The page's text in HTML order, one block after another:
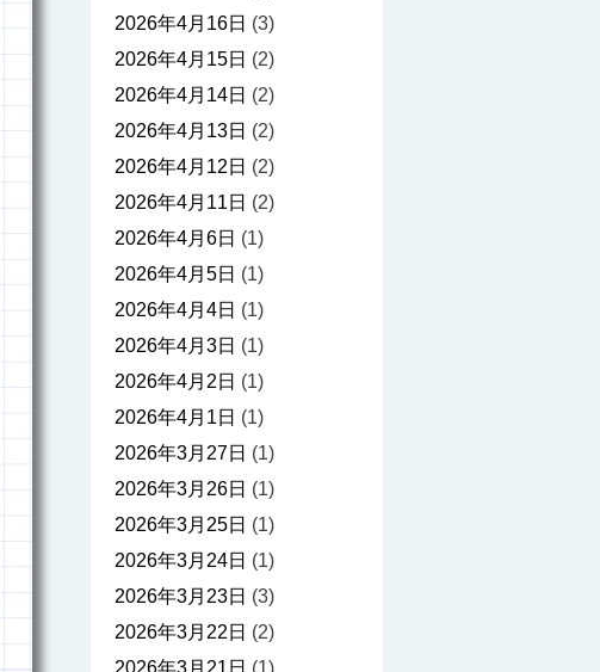
2026年4月16日 (3)
2026年4月15日 (2)
2026年4月14日 (2)
2026年4月13日 (2)
2026年4月12日 (2)
2026年4月11日 (2)
2026年4月6日 (1)
2026年4月5日 (1)
2026年4月4日 (1)
2026年4月3日 (1)
2026年4月2日 (1)
2026年4月1日 (1)
2026年3月27日 (1)
2026年3月26日 (1)
2026年3月25日 (1)
2026年3月24日 (1)
2026年3月23日 (3)
2026年3月22日 (2)
2026年3月21日 (1)